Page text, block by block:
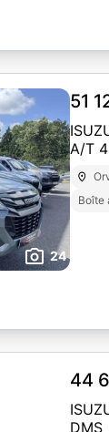
24
51
A/T
Boîte
44